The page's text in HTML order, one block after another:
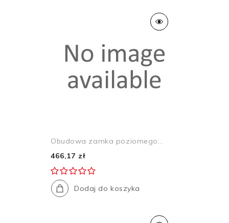
Obudowa zamka poziomego...
466,17 zł
Dodaj do koszyka